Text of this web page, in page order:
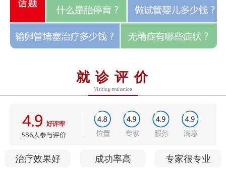
就诊评价
Visiting evaluation
治疗效果好 成功率高 专家很专业